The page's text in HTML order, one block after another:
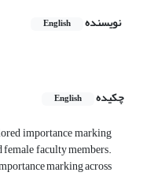
نویسنده English
چکیده
English
importance marking
faculty members.
marking across